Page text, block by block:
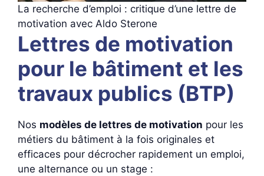
La recherche d’emploi : critique d’une lettre de
motivation avec Aldo Sterone
Lettres de motivation
pour le bâtiment et les
travaux publics (BTP)
Nos modèles de lettres de motivation pour les
métiers du bâtiment à la fois originales et
efficaces pour décrocher rapidement un emploi,
une alternance ou un stage :